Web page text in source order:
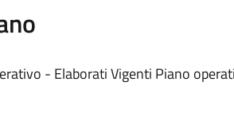
- Elaborati Vigenti Piano